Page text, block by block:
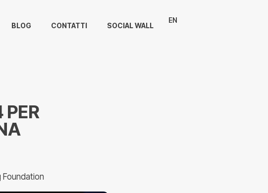
BLOG CONTATTI SOCIAL WALL
EN
PER
Foundation